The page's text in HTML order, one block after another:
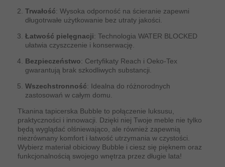
Trwałość: Wysoka odporność na ścieranie zapewni
długotrwałe użytkowanie bez utraty jakości.
Łatwość pielęgnacji: Technologia WATER BLOCKED
ułatwia czyszczenie i konserwację.
Bezpieczeństwo: Certyfikaty Reach i Oeko-Tex
gwarantują brak szkodliwych substancji.
Wszechstronność: Idealna do różnorodnych
zastosowań w całym domu.
Tkanina tapicerska Bubble to połączenie luksusu,
praktyczności i innowacji. Dzięki niej Twoje meble nie tylko
będą wyglądać olśniewająco, ale również zapewnią
niezrównany komfort i łatwość utrzymania w czystości.
Wybierz materiał obiciowy Bubble i ciesz się pięknem oraz
funkcjonalnością swojego wnętrza przez długie lata!